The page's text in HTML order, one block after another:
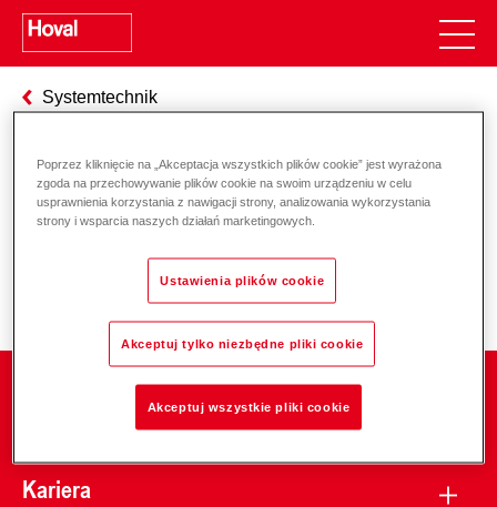
Systemtechnik
Odpowiedzialność za energię i
środowisko
Kariera
Poprzez kliknięcie na „Akceptacja wszystkich plików cookie” jest wyrażona
zgoda na przechowywanie plików cookie na swoim urządzeniu w celu
usprawnienia korzystania z nawigacji strony, analizowania wykorzystania
strony i wsparcia naszych działań marketingowych.
Ustawienia plików cookie
Akceptuj tylko niezbędne pliki cookie
Akceptuj wszystkie pliki cookie